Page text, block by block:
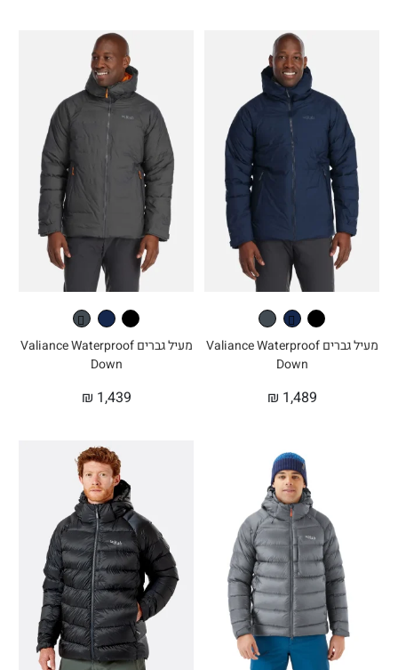
מעיל גברים Valiance Waterproof
Down
₪ 1,489
מעיל גברים Valiance Waterproof
Down
₪ 1,439